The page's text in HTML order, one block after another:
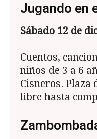
Jugando en
Sábado 12 de
Cuentos,
niños de 3 a 6
Cisneros. Plaza
libre hasta